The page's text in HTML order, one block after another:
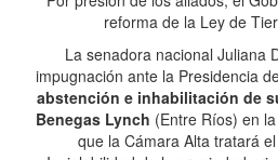
reforma de la Ley de
La senadora nacional Juliana
impugnación ante la Presidencia
abstención e inhabilitación de
Benegas Lynch (Entre Ríos) en
que la Cámara Alta tratará